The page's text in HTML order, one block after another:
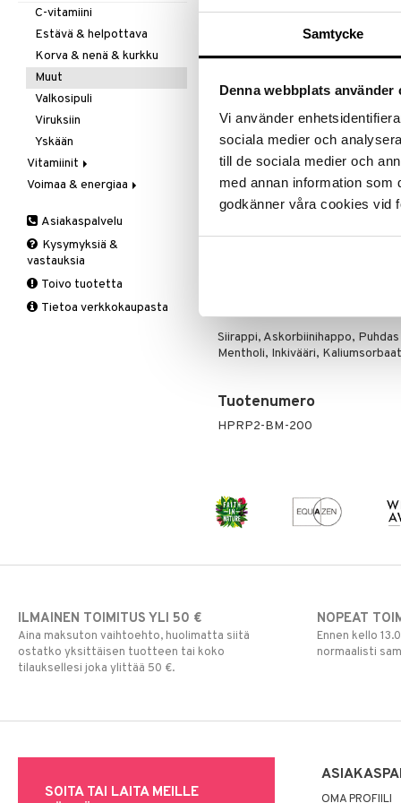
Samtycke
Denna webbplats använder
Vi använder
sociala medier och
till de sociala medier och
med annan information som
godkänner våra cookies vid
Näe
Tuotetieto
Propolis – luonnollisesti
Hunaja on tunnettu ja tärkeä
tilkitsee mehiläispesän.
ainutlaatuisia ominaisuuksia
Propolis koostuu yli 80
lähestulkoon kaikki aminohapot.
Siirappi, Askorbiinihappo,
Mentholi, Inkivääri,
Tuotenumero
HPRP2-BM-200
Verisuonia vahvistavat
Kivunlievitys
Muuta
Valoterapia
Juomat
Kuidut
Puhdistus
Ruuansulatus
Suolisto
C-vitamiini
Estävä & helpottava
Korva & nenä & kurkku
Muut
Valkosipuli
Viruksiin
Yskään
Vitamiinit
A, D, E & K
B-vitamiinit
C-vitamiinit
Miehet
Multimineraalit
Voimaa & energiaa
Muut
Q-10
Schizandra
Suorituskyky
Asiakaspalvelu
Kysymyksiä &
vastauksia
Toivo tuotetta
Tietoa verkkokaupasta
ILMAINEN TOIMITUS YLI 50 €
Aina maksuton vaihtoehto, huolimatta siitä
ostatko yksittäisen tuotteen tai koko
tilauksellesi joka ylittää 50 €.
NOPEAT
Ennen kello
normaalisti
SOITA TAI LAITA MEILLE
OMA PROFIILI